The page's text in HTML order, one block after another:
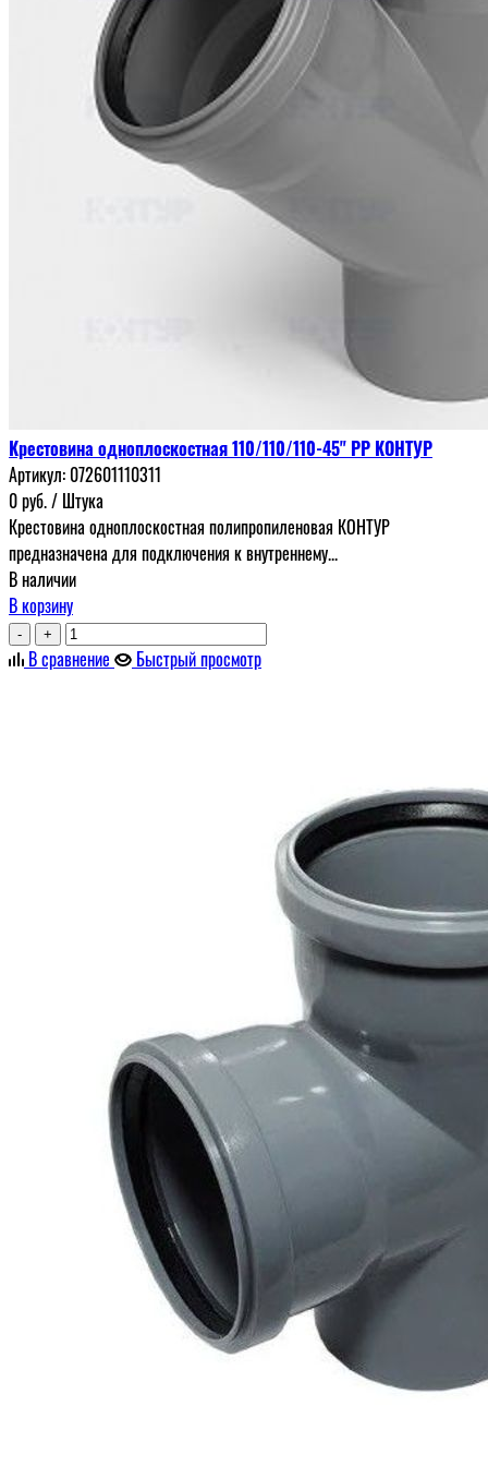
Крестовина одноплоскостная 110/110/110-45" РР КОНТУР
Артикул: 072601110311
0руб./ Штука
Крестовина одноплоскостная полипропиленовая КОНТУР
предназначена для подключения к внутреннему...
В наличии
В корзину
- +
В сравнение Быстрый просмотр